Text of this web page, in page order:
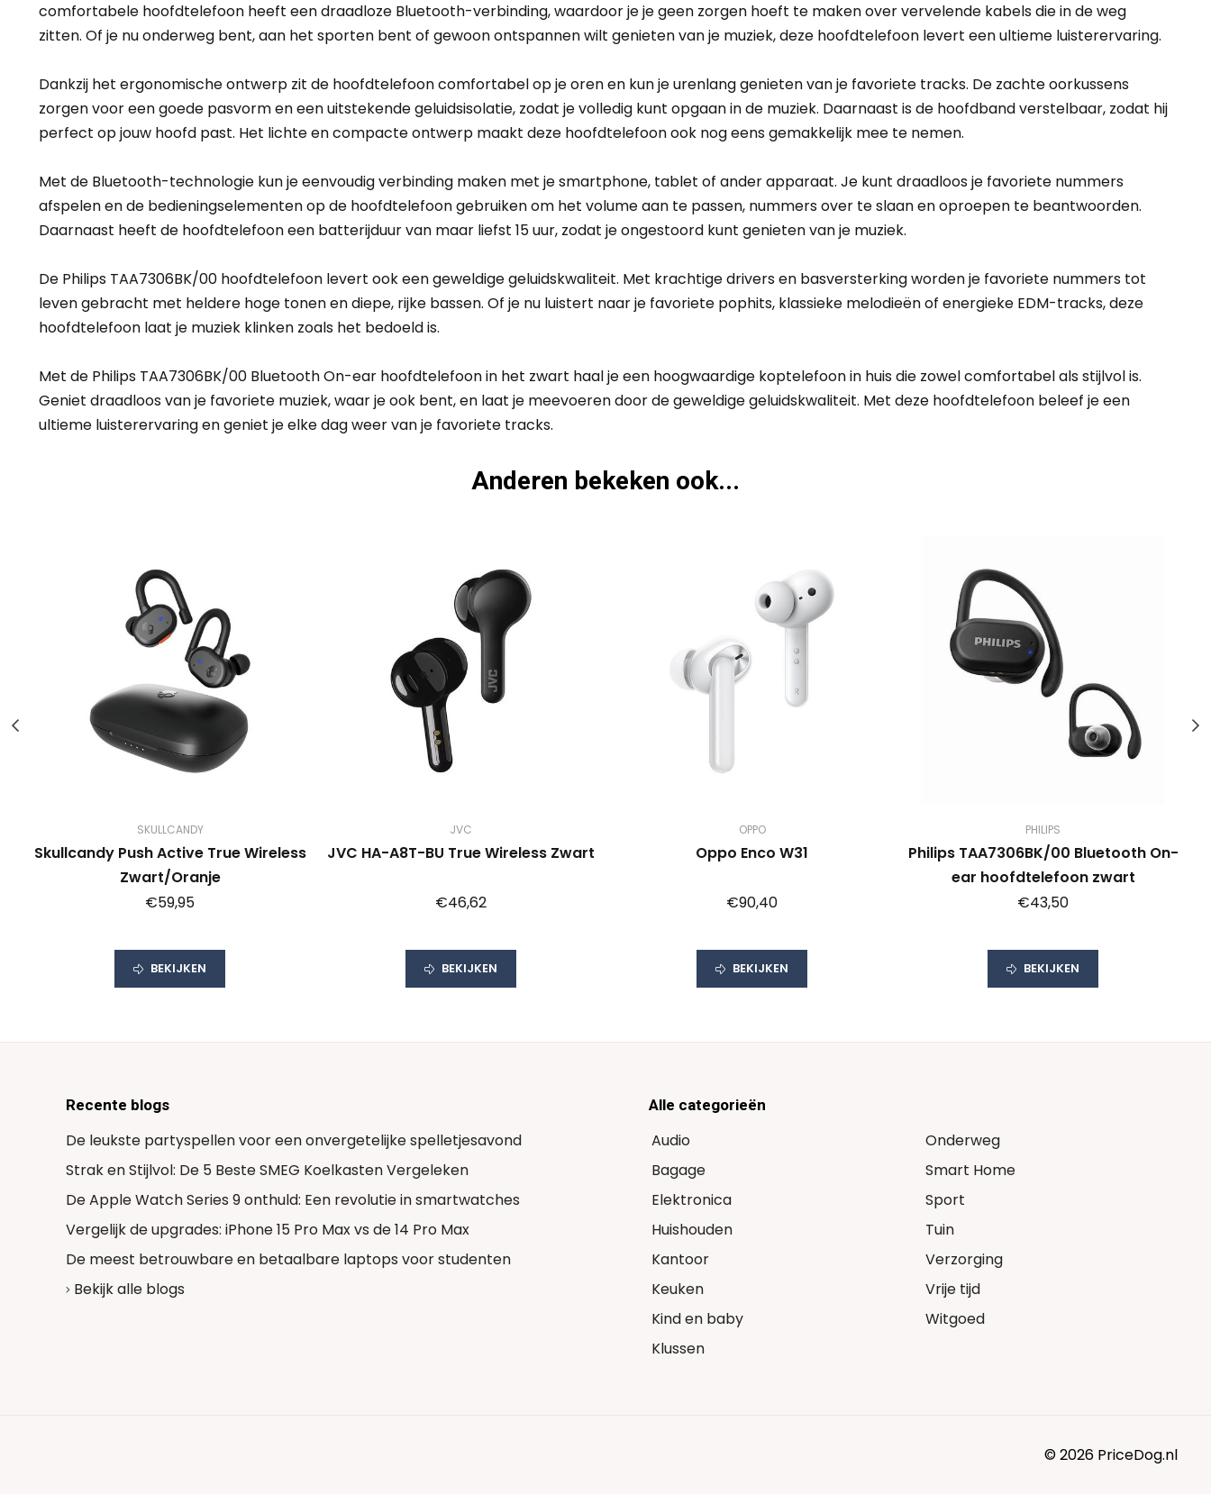
comfortabele hoofdtelefoon heeft een draadloze Bluetooth-verbinding, waardoor je je geen zorgen hoeft te maken over vervelende kabels die in de weg
zitten. Of je nu onderweg bent, aan het sporten bent of gewoon ontspannen wilt genieten van je muziek, deze hoofdtelefoon levert een ultieme luisterervaring.
Dankzij het ergonomische ontwerp zit de hoofdtelefoon comfortabel op je oren en kun je urenlang genieten van je favoriete tracks. De zachte oorkussens
zorgen voor een goede pasvorm en een uitstekende geluidsisolatie, zodat je volledig kunt opgaan in de muziek. Daarnaast is de hoofdband verstelbaar, zodat hij
perfect op jouw hoofd past. Het lichte en compacte ontwerp maakt deze hoofdtelefoon ook nog eens gemakkelijk mee te nemen.
Met de Bluetooth-technologie kun je eenvoudig verbinding maken met je smartphone, tablet of ander apparaat. Je kunt draadloos je favoriete nummers
afspelen en de bedieningselementen op de hoofdtelefoon gebruiken om het volume aan te passen, nummers over te slaan en oproepen te beantwoorden.
Daarnaast heeft de hoofdtelefoon een batterijduur van maar liefst 15 uur, zodat je ongestoord kunt genieten van je muziek.
De Philips TAA7306BK/00 hoofdtelefoon levert ook een geweldige geluidskwaliteit. Met krachtige drivers en basversterking worden je favoriete nummers tot
leven gebracht met heldere hoge tonen en diepe, rijke bassen. Of je nu luistert naar je favoriete pophits, klassieke melodieën of energieke EDM-tracks, deze
hoofdtelefoon laat je muziek klinken zoals het bedoeld is.
Met de Philips TAA7306BK/00 Bluetooth On-ear hoofdtelefoon in het zwart haal je een hoogwaardige koptelefoon in huis die zowel comfortabel als stijlvol is.
Geniet draadloos van je favoriete muziek, waar je ook bent, en laat je meevoeren door de geweldige geluidskwaliteit. Met deze hoofdtelefoon beleef je een
ultieme luisterervaring en geniet je elke dag weer van je favoriete tracks.
Anderen bekeken ook...
SKULLCANDY
Skullcandy Push Active True Wireless
Zwart/Oranje
€59,95
BEKIJKEN
JVC
JVC HA-A8T-BU True Wireless Zwart
€46,62
BEKIJKEN
OPPO
Oppo Enco W31
€90,40
BEKIJKEN
PHILIPS
Philips TAA7306BK/00 Bluetooth On-
ear hoofdtelefoon zwart
€43,50
BEKIJKEN
Recente blogs
De leukste partyspellen voor een onvergetelijke spelletjesavond
Strak en Stijlvol: De 5 Beste SMEG Koelkasten Vergeleken
De Apple Watch Series 9 onthuld: Een revolutie in smartwatches
Vergelijk de upgrades: iPhone 15 Pro Max vs de 14 Pro Max
De meest betrouwbare en betaalbare laptops voor studenten
Bekijk alle blogs
Alle categorieën
Audio
Bagage
Elektronica
Huishouden
Kantoor
Keuken
Kind en baby
Klussen
Onderweg
Smart Home
Sport
Tuin
Verzorging
Vrije tijd
Witgoed
© 2026 PriceDog.nl